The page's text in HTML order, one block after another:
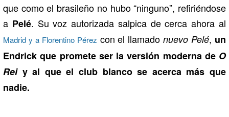
que como el brasileño no hubo “ninguno”, refiriéndose
a Pelé. Su voz autorizada salpica de cerca ahora al
Madrid y a Florentino Pérez con el llamadonuevo Pelé, un
Endrick que promete ser la versión moderna de O
Reiy al que el club blanco se acerca más que
nadie.